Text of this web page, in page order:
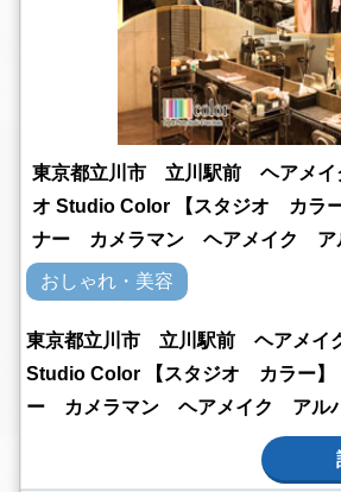
東京都立川市 立川駅前 ヘアメイ
オ Studio Color 【スタジオ カラ
ナー カメラマン ヘアメイク ア
おしゃれ・美容
東京都立川市 立川駅前 ヘアメイ
Studio Color 【スタジオ カラー
ー カメラマン ヘアメイク アル